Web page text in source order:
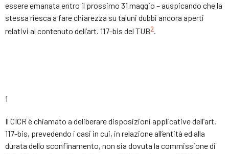
essere emanata entro il prossimo 31 maggio – auspicando che la
stessa riesca a fare chiarezza su taluni dubbi ancora aperti
relativi al contenuto dell’art. 117-bis del TUB2.
1
Il CICR è chiamato a deliberare disposizioni applicative dell’art.
117-bis, prevedendo i casi in cui, in relazione all’entità ed alla
durata dello sconfinamento, non sia dovuta la commissione di